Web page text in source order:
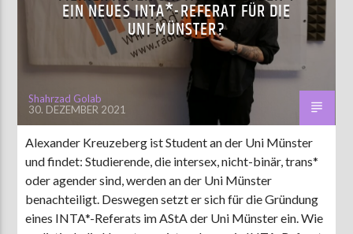
AKTUELLE SENDUNG
MOEBIUS
12:00 18:00
ZU HÖREN IN Münster 90,9 MHzSteinfurt103,9 MHz
EIN NEUES INTA*-REFERAT FÜR DIE
UNI MÜNSTER?
Shahrzad Golab
30. DEZEMBER 2021
Alexander Kreuzeberg ist Student an der Uni Münster
und findet: Studierende, die intersex, nicht-binär, trans*
oder agender sind, werden an der Uni Münster
benachteiligt. Deswegen setzt er sich für die Gründung
eines INTA*-Referats im AStA der Uni Münster ein. Wie